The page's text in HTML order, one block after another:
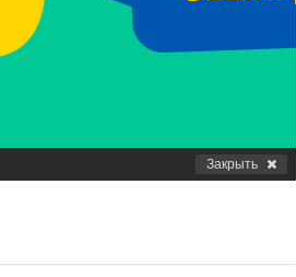
Закрыть